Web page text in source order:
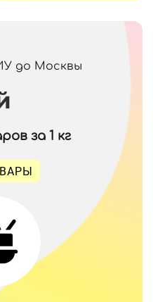
до Москвы
за 1 кг